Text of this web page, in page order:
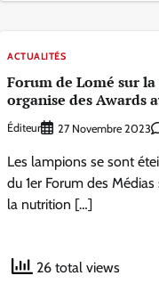
ACTUALITÉS
Forum de Lomé sur
organise des Awards
Éditeur 27 Novembre 2023
Les lampions se sont
du 1er Forum des
la nutrition […]
26 total views